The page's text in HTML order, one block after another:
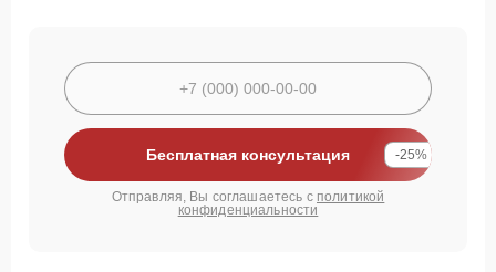
Бесплатная консультация -25%
Отправляя, Вы соглашаетесь с политикой
конфиденциальности